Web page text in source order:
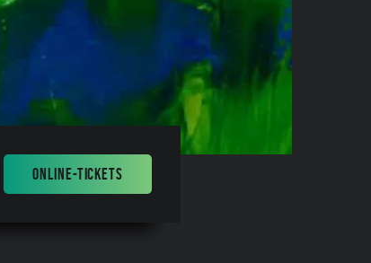
ONLINE-TICKETS